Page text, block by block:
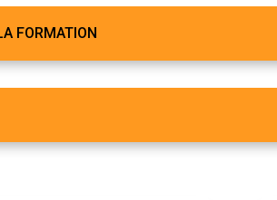
FORMATION